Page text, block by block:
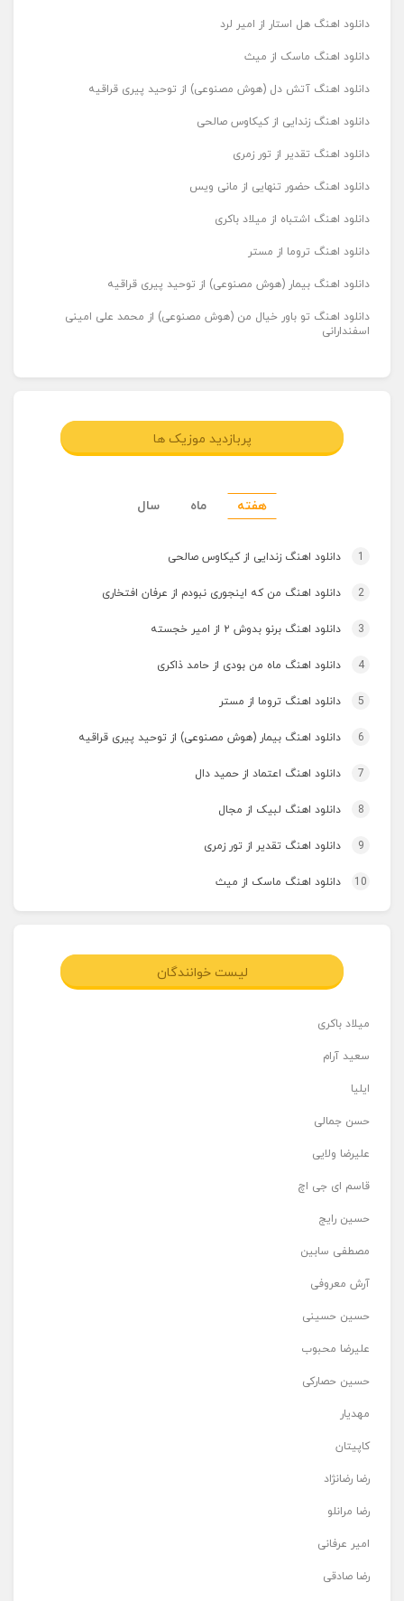
دانلود اهنگ هل استار از امیر لرد
دانلود اهنگ ماسک از میث
دانلود اهنگ آتش دل (هوش مصنوعی) از توحید پیری قراقیه
دانلود اهنگ زندایی از کیکاوس صالحی
دانلود اهنگ تقدیر از تور زمری
دانلود اهنگ حضور تنهایی از مانی ویس
دانلود اهنگ اشتباه از میلاد باکری
دانلود اهنگ تروما از مستر
دانلود اهنگ بیمار (هوش مصنوعی) از توحید پیری قراقیه
دانلود اهنگ تو باور خیال من (هوش مصنوعی) از محمد علی امینی
اسفندارانی
پربازدید موزیک ها
هفته ماه سال
1 دانلود اهنگ زندایی از کیکاوس صالحی
2 دانلود اهنگ من که اینجوری نبودم از عرفان افتخاری
3 دانلود اهنگ برنو بدوش ۲ از امیر خجسته
4 دانلود اهنگ ماه من بودی از حامد ذاکری
5 دانلود اهنگ تروما از مستر
6 دانلود اهنگ بیمار (هوش مصنوعی) از توحید پیری قراقیه
7 دانلود اهنگ اعتماد از حمید دال
8 دانلود اهنگ لبیک از مجال
9 دانلود اهنگ تقدیر از تور زمری
10 دانلود اهنگ ماسک از میث
لیست خوانندگان
میلاد باکری
سعید آرام
ایلیا
حسن جمالی
علیرضا ولایی
قاسم ای جی اچ
حسین رایج
مصطفی سابین
آرش معروفی
حسین حسینی
علیرضا محبوب
حسین حصارکی
مهدیار
کاپیتان
رضا رضانژاد
رضا مرانلو
امیر عرفانی
رضا صادقی